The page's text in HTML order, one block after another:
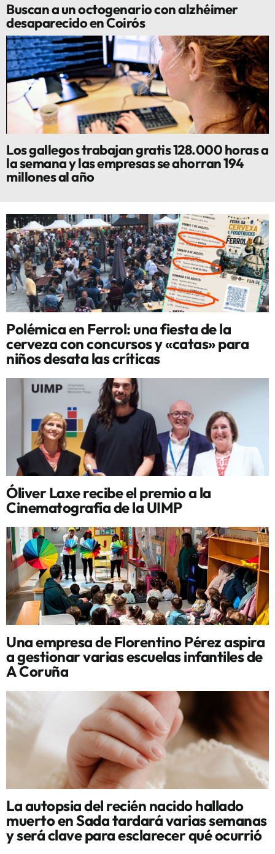
Buscan a un octogenario con alzhéimer
desaparecido en Coirós
Los gallegos trabajan gratis 128.000 horas a
la semana y las empresas se ahorran 194
millones al año
Polémica en Ferrol: una fiesta de la
cerveza con concursos y «catas» para
niños desata las críticas
Óliver Laxe recibe el premio a la
Cinematografía de la UIMP
Una empresa de Florentino Pérez aspira
a gestionar varias escuelas infantiles de
A Coruña
La autopsia del recién nacido hallado
muerto en Sada tardará varias semanas
y será clave para esclarecer qué ocurrió